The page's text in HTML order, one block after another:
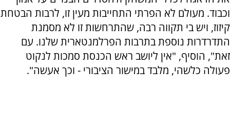
וכבוד. מעולם לא הפרתי התחייבות מעין זו, לרבות הבטחת
קיזוז, ויש בי תקווה רבה, שהתרחשות זו לא מסמנת
התדרדרות נוספת בתרבות הפרלמנטארית שלנו. עם
זאת", הוסיף, "אין ליושב ראש הכנסת סמכות לנקוט
פעולה כלשהי, מלבד במישור הציבורי - וכך אעשה".